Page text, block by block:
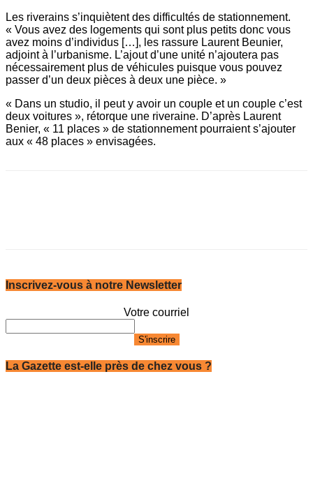
Les riverains s’inquiètent des difficultés de stationnement.
« Vous avez des logements qui sont plus petits donc vous
avez moins d’individus […], les rassure Laurent Beunier,
adjoint à l’urbanisme. L’ajout d’une unité n’ajoutera pas
nécessairement plus de véhicules puisque vous pouvez
passer d’un deux pièces à deux une pièce. »
« Dans un studio, il peut y avoir un couple et un couple c’est
deux voitures », rétorque une riveraine. D’après Laurent
Benier, « 11 places » de stationnement pourraient s’ajouter
aux « 48 places » envisagées.
Inscrivez-vous à notre Newsletter
Votre courriel
La Gazette est-elle près de chez vous ?